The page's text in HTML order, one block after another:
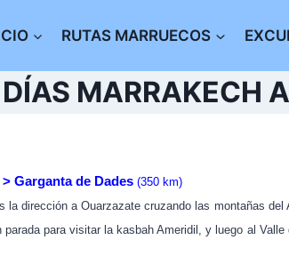
RUTAS MARRUECOS
MARRAKECH
Garganta de Dades (350 km)
dirección a Ouarzazate cruzando las montañas
para visitar la kasbah Ameridil, y luego al